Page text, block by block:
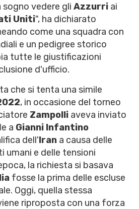
sogno vedere gli Azzurri ai
Uniti", ha dichiarato
come una squadra con
e un pedigree storico
tutte le giustificazioni
d'ufficio.
che si tenta una simile
, in occasione del torneo
Zampolli aveva inviato
a Gianni Infantino
dell'Iran a causa delle
umani e delle tensioni
la richiesta si basava
fosse la prima delle escluse
Oggi, quella stessa
riproposta con una forza